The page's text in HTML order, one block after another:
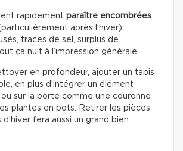
rapidement paraître encombrées
après l’hiver).
traces de sel, surplus de
ça nuit à l’impression générale.
en profondeur, ajouter un tapis
en plus d’intégrer un élément
sur la porte comme une couronne
plantes en pots. Retirer les pièces
fera aussi un grand bien.